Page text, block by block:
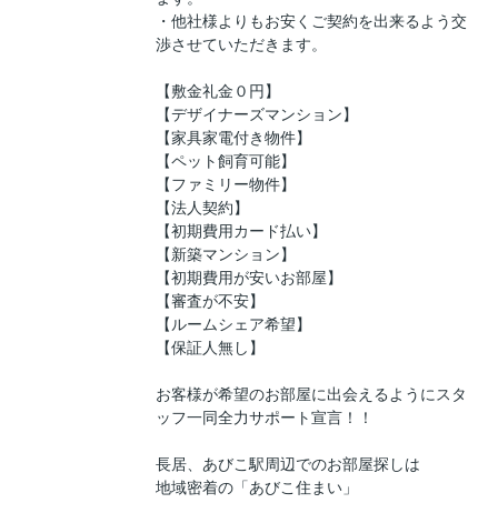
・他社様よりもお安くご契約を出来るよう交
渉させていただきます。
【敷金礼金０円】
【デザイナーズマンション】
【家具家電付き物件】
【ペット飼育可能】
【ファミリー物件】
【法人契約】
【初期費用カード払い】
【新築マンション】
【初期費用が安いお部屋】
【審査が不安】
【ルームシェア希望】
【保証人無し】
お客様が希望のお部屋に出会えるようにスタ
ッフ一同全力サポート宣言！！
長居、あびこ駅周辺でのお部屋探しは
地域密着の「あびこ住まい」